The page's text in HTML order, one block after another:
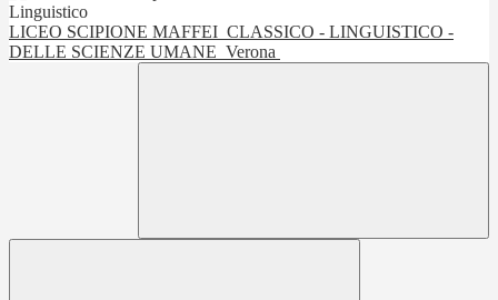
LICEO SCIPIONE MAFFEI CLASSICO - LINGUISTICO -
DELLE SCIENZE UMANE Verona